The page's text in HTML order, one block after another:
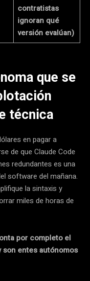
contratistas
ignoran qué
versión evalúan)
que se
técnica
en pagar a
de que Claude Code
redundantes es una
software del mañana.
la sintaxis y
miles de horas de
por completo el
son entes autónomos